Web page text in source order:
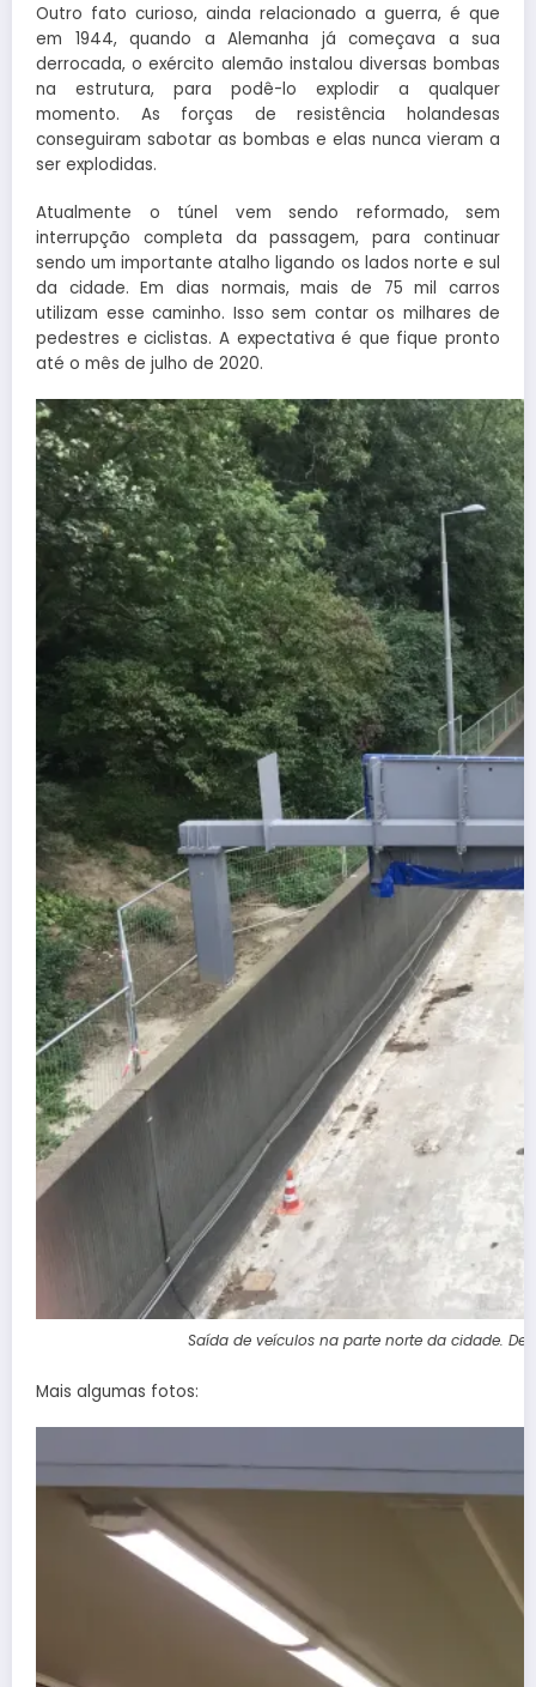
Outro fato curioso, ainda relacionado a guerra, é que
em 1944, quando a Alemanha já começava a sua
derrocada, o exército alemão instalou diversas bombas
na estrutura, para podê-lo explodir a qualquer
momento. As forças de resistência holandesas
conseguiram sabotar as bombas e elas nunca vieram a
ser explodidas.
Atualmente o túnel vem sendo reformado, sem
interrupção completa da passagem, para continuar
sendo um importante atalho ligando os lados norte e sul
da cidade. Em dias normais, mais de 75 mil carros
utilizam esse caminho. Isso sem contar os milhares de
pedestres e ciclistas. A expectativa é que fique pronto
até o mês de julho de 2020.
Saída de veículos na parte norte da cidade.
Mais algumas fotos: